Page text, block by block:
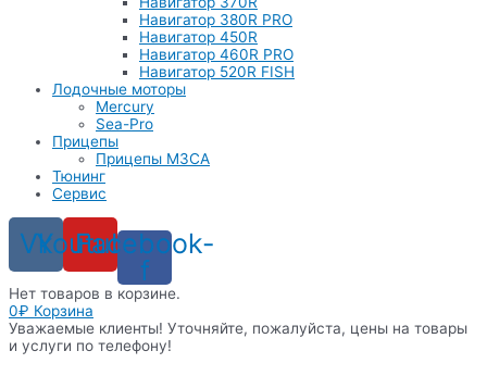
Навигатор 380R PRO
Навигатор 450R
Навигатор 460R PRO
Навигатор 520R FISH
Лодочные моторы
Mercury
Sea-Pro
Прицепы
Прицепы МЗСА
Тюнинг
Сервис
VkYoutube
Facebook-
f
Нет товаров в корзине.
0₽ Корзина
Уважаемые клиенты! Уточняйте, пожалуйста, цены на товары
и услуги по телефону!